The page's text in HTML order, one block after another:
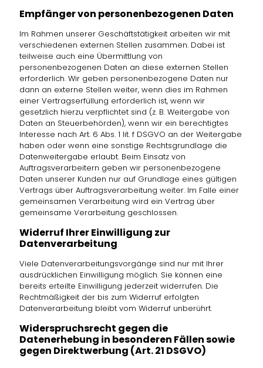
Empfänger von personenbezogenen Daten
Im Rahmen unserer Geschäftstätigkeit arbeiten wir mit
verschiedenen externen Stellen zusammen. Dabei ist
teilweise auch eine Übermittlung von
personenbezogenen Daten an diese externen Stellen
erforderlich. Wir geben personenbezogene Daten nur
dann an externe Stellen weiter, wenn dies im Rahmen
einer Vertragserfüllung erforderlich ist, wenn wir
gesetzlich hierzu verpflichtet sind (z. B. Weitergabe von
Daten an Steuerbehörden), wenn wir ein berechtigtes
Interesse nach Art. 6 Abs. 1 lit. f DSGVO an der Weitergabe
haben oder wenn eine sonstige Rechtsgrundlage die
Datenweitergabe erlaubt. Beim Einsatz von
Auftragsverarbeitern geben wir personenbezogene
Daten unserer Kunden nur auf Grundlage eines gültigen
Vertrags über Auftragsverarbeitung weiter. Im Falle einer
gemeinsamen Verarbeitung wird ein Vertrag über
gemeinsame Verarbeitung geschlossen.
Widerruf Ihrer Einwilligung zur
Datenverarbeitung
Viele Datenverarbeitungsvorgänge sind nur mit Ihrer
ausdrücklichen Einwilligung möglich. Sie können eine
bereits erteilte Einwilligung jederzeit widerrufen. Die
Rechtmäßigkeit der bis zum Widerruf erfolgten
Datenverarbeitung bleibt vom Widerruf unberührt.
Widerspruchsrecht gegen die
Datenerhebung in besonderen Fällen sowie
gegen Direktwerbung (Art. 21 DSGVO)